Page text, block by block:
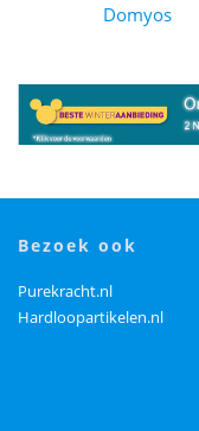
Domyos
bezoek ook
Purekracht.nl
Hardloopartikelen.nl